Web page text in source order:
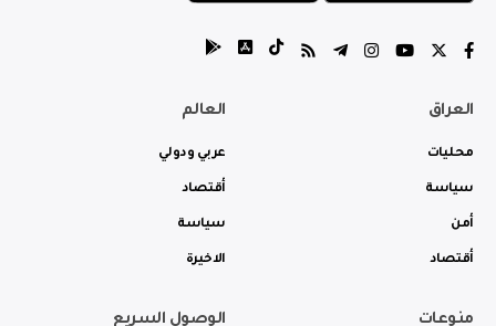
العراق
محليات
سياسة
أمن
أقتصاد
العالم
عربي ودولي
أقتصاد
سياسة
الاخيرة
منوعات الوصول السريع